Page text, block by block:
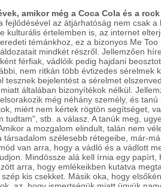
amikor még a Coca Cola és a
fejlődésével az átjárhatóság nem csak a
kulturális értelemben is, az internet
témánkhoz, ez a bizonyos Me
mindkét részről. Jellemzően
férfiak, vádlóik pedig hajdani
nem ritkán több évtizedes sérelmek
tesznek bejelentést a sérelmet
általában bizonyítékok nélkül.
még néhány személy, és
miért nem kértek rögtön segítséget,
tudtam", stb. a válasz. A tanúk meg,
a mozgalom elindult, talán nem
szélesebb rétegeibe, már-
van arra, hogy a vádló és a vádlott
Mindössze alá kell írnia egy papírt,
arra, hogy emlékeikben kutatva
kis csekket. Másik oka, hogy